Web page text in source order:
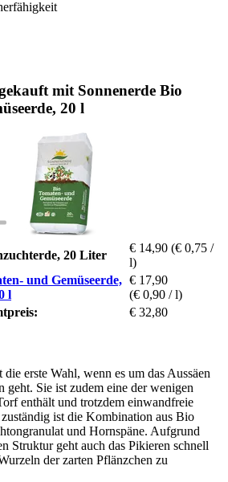
mit Sonnenerde Bio
20 l
20 Liter
€ 14,90 (€ 0,75 /
l)
und Gemüseerde,
l
€ 17,90
(€ 0,90 / l)
€ 32,80
die erste Wahl, wenn es um das Aussäen
geht. Sie ist zudem eine der wenigen
enthält und trotzdem einwandfreie
ist die Kombination aus Bio
und Hornspäne. Aufgrund
Struktur geht auch das Pikieren schnell
der zarten Pflänzchen zu